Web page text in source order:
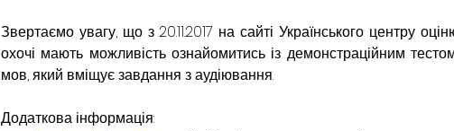
Звертаємо увагу, що з 20.11.2017 на сайті Українського центру
охочі мають можливість ознайомитись із демонстраційним
мов, який вміщує завдання з аудіювання.
Додаткова інформація: